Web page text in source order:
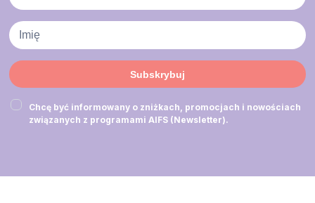
Subskrybuj
Chcę być informowany o zniżkach, promocjach i nowościach
związanych z programami AIFS (Newsletter).